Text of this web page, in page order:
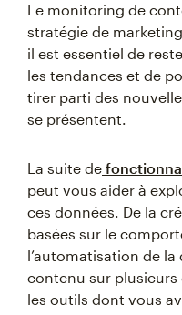
Le monitoring de
stratégie de
il est essentiel de
les tendances et de
tirer parti des
se présentent.
La suite de
peut vous aider à
ces données. De la
basées sur le
l’automatisation de
contenu sur
les outils dont vous